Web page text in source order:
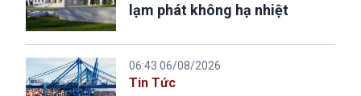
lạm phát không hạ nhiệt
06:43 06/08/2026
Tin Tức